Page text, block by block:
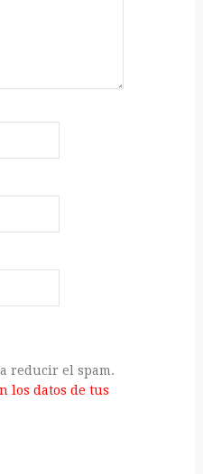
reducir el spam.
los datos de tus